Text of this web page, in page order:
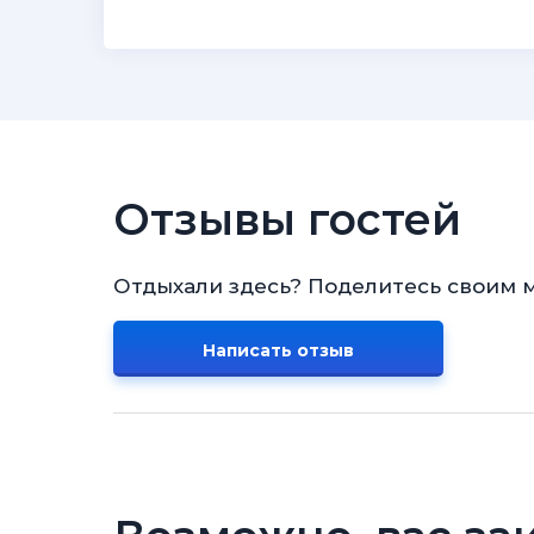
Отзывы гостей
Отдыхали здесь? Поделитесь своим
Написать отзыв